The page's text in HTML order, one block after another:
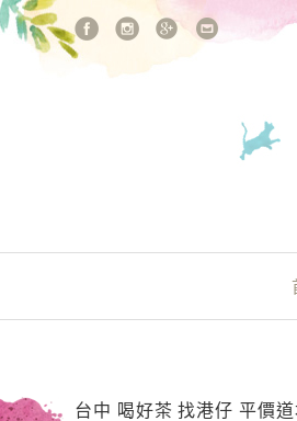
站內搜尋
台中 喝好茶 找港仔 平價